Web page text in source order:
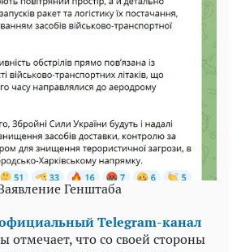
Генштаба
Telegram-канал
отмечает, что со своей стороны